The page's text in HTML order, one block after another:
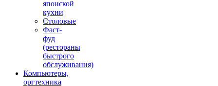
японской
кухни
Столовые
Фаст-
фуд
(рестораны
быстрого
обслуживания)
Компьютеры,
оргтехника